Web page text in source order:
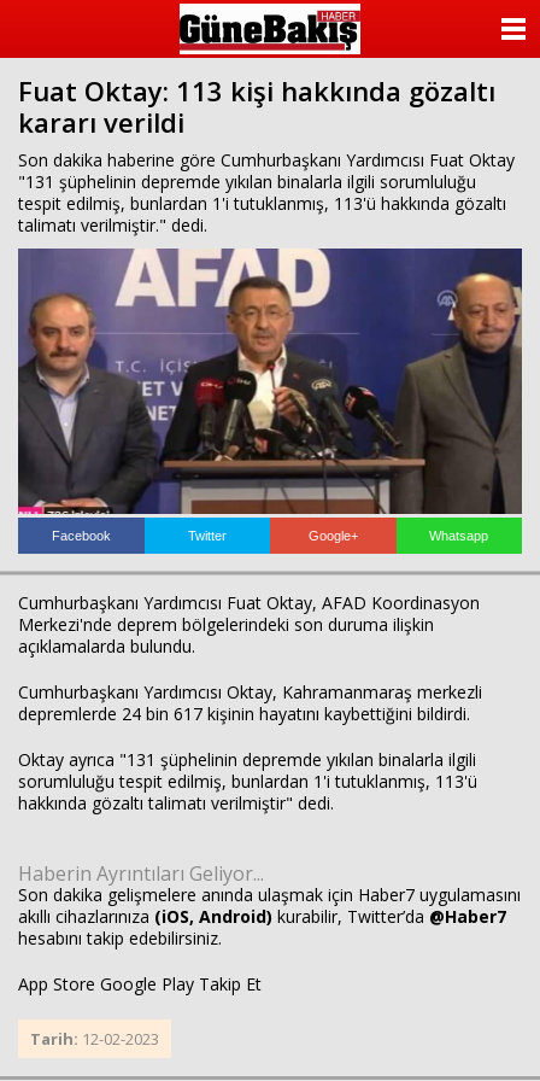
Fuat Oktay: 113 kişi hakkında gözaltı
kararı verildi
Son dakika haberine göre Cumhurbaşkanı Yardımcısı Fuat Oktay
"131 şüphelinin depremde yıkılan binalarla ilgili sorumluluğu
tespit edilmiş, bunlardan 1'i tutuklanmış, 113'ü hakkında gözaltı
talimatı verilmiştir." dedi.
Facebook Twitter Google+ Whatsapp
Cumhurbaşkanı Yardımcısı Fuat Oktay, AFAD Koordinasyon
Merkezi'nde deprem bölgelerindeki son duruma ilişkin
açıklamalarda bulundu.
Cumhurbaşkanı Yardımcısı Oktay, Kahramanmaraş merkezli
depremlerde 24 bin 617 kişinin hayatını kaybettiğini bildirdi.
Oktay ayrıca "131 şüphelinin depremde yıkılan binalarla ilgili
sorumluluğu tespit edilmiş, bunlardan 1'i tutuklanmış, 113'ü
hakkında gözaltı talimatı verilmiştir" dedi.
Haberin Ayrıntıları Geliyor...
Son dakika gelişmelere anında ulaşmak için Haber7 uygulamasını
akıllı cihazlarınıza (iOS, Android) kurabilir, Twitter’da @Haber7
hesabını takip edebilirsiniz.
App Store Google Play Takip Et
Tarih: 12-02-2023
KATEGORİLER
ANKETLER
VİDEO GALERİ
KÜNYE
İLETİŞİM
Haberin Doğru Adresi.